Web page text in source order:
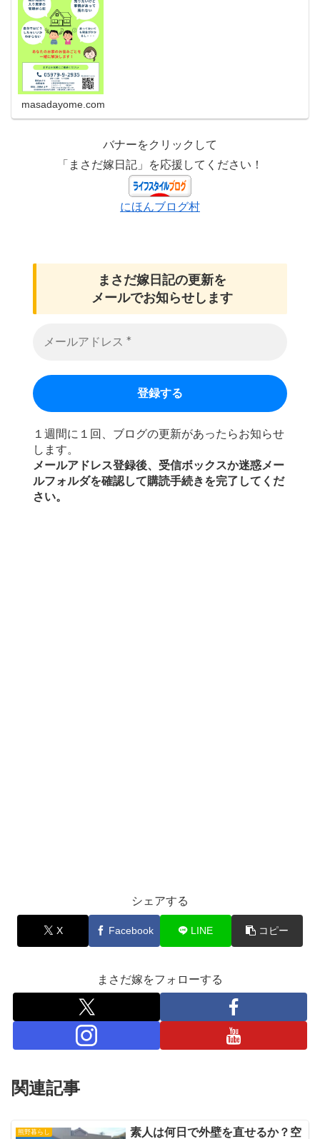
masadayome.com
バナーをクリックして
「まさだ嫁日記」を応援してください！
にほんブログ村
まさだ嫁日記の更新を
メールでお知らせします
１週間に１回、ブログの更新があったらお知らせ
します。
メールアドレス登録後、受信ボックスか迷惑メー
ルフォルダを確認して購読手続きを完了してくだ
さい。
シェアする
X Facebook LINE コピー
まさだ嫁をフォローする
関連記事
熊野暮らし
素人は何日で外壁を直せるか？空